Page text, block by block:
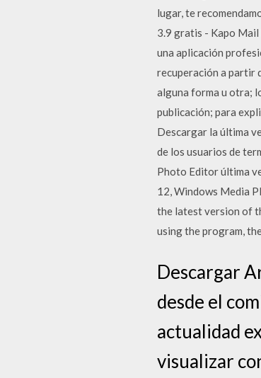
lugar, te
3.9 gratis - Kapo Mail
una aplicación
recuperación a partir
alguna forma u otra;
publicación; para
Descargar la última
de los usuarios de
Photo Editor última
12, Windows Media
the latest version of
using the program,
Descargar
desde el
actualidad
visualizar